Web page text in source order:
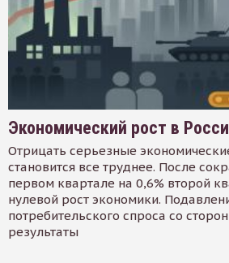
Экономический рост в
Отрицать серьезные
становится все труднее. После
первом квартале на 0,6% второй
нулевой рост экономики.
потребительского спроса со
результаты